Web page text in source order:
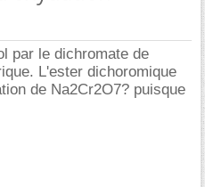
par le dichromate de
L'ester dichoromique
de Na2Cr2O7? puisque